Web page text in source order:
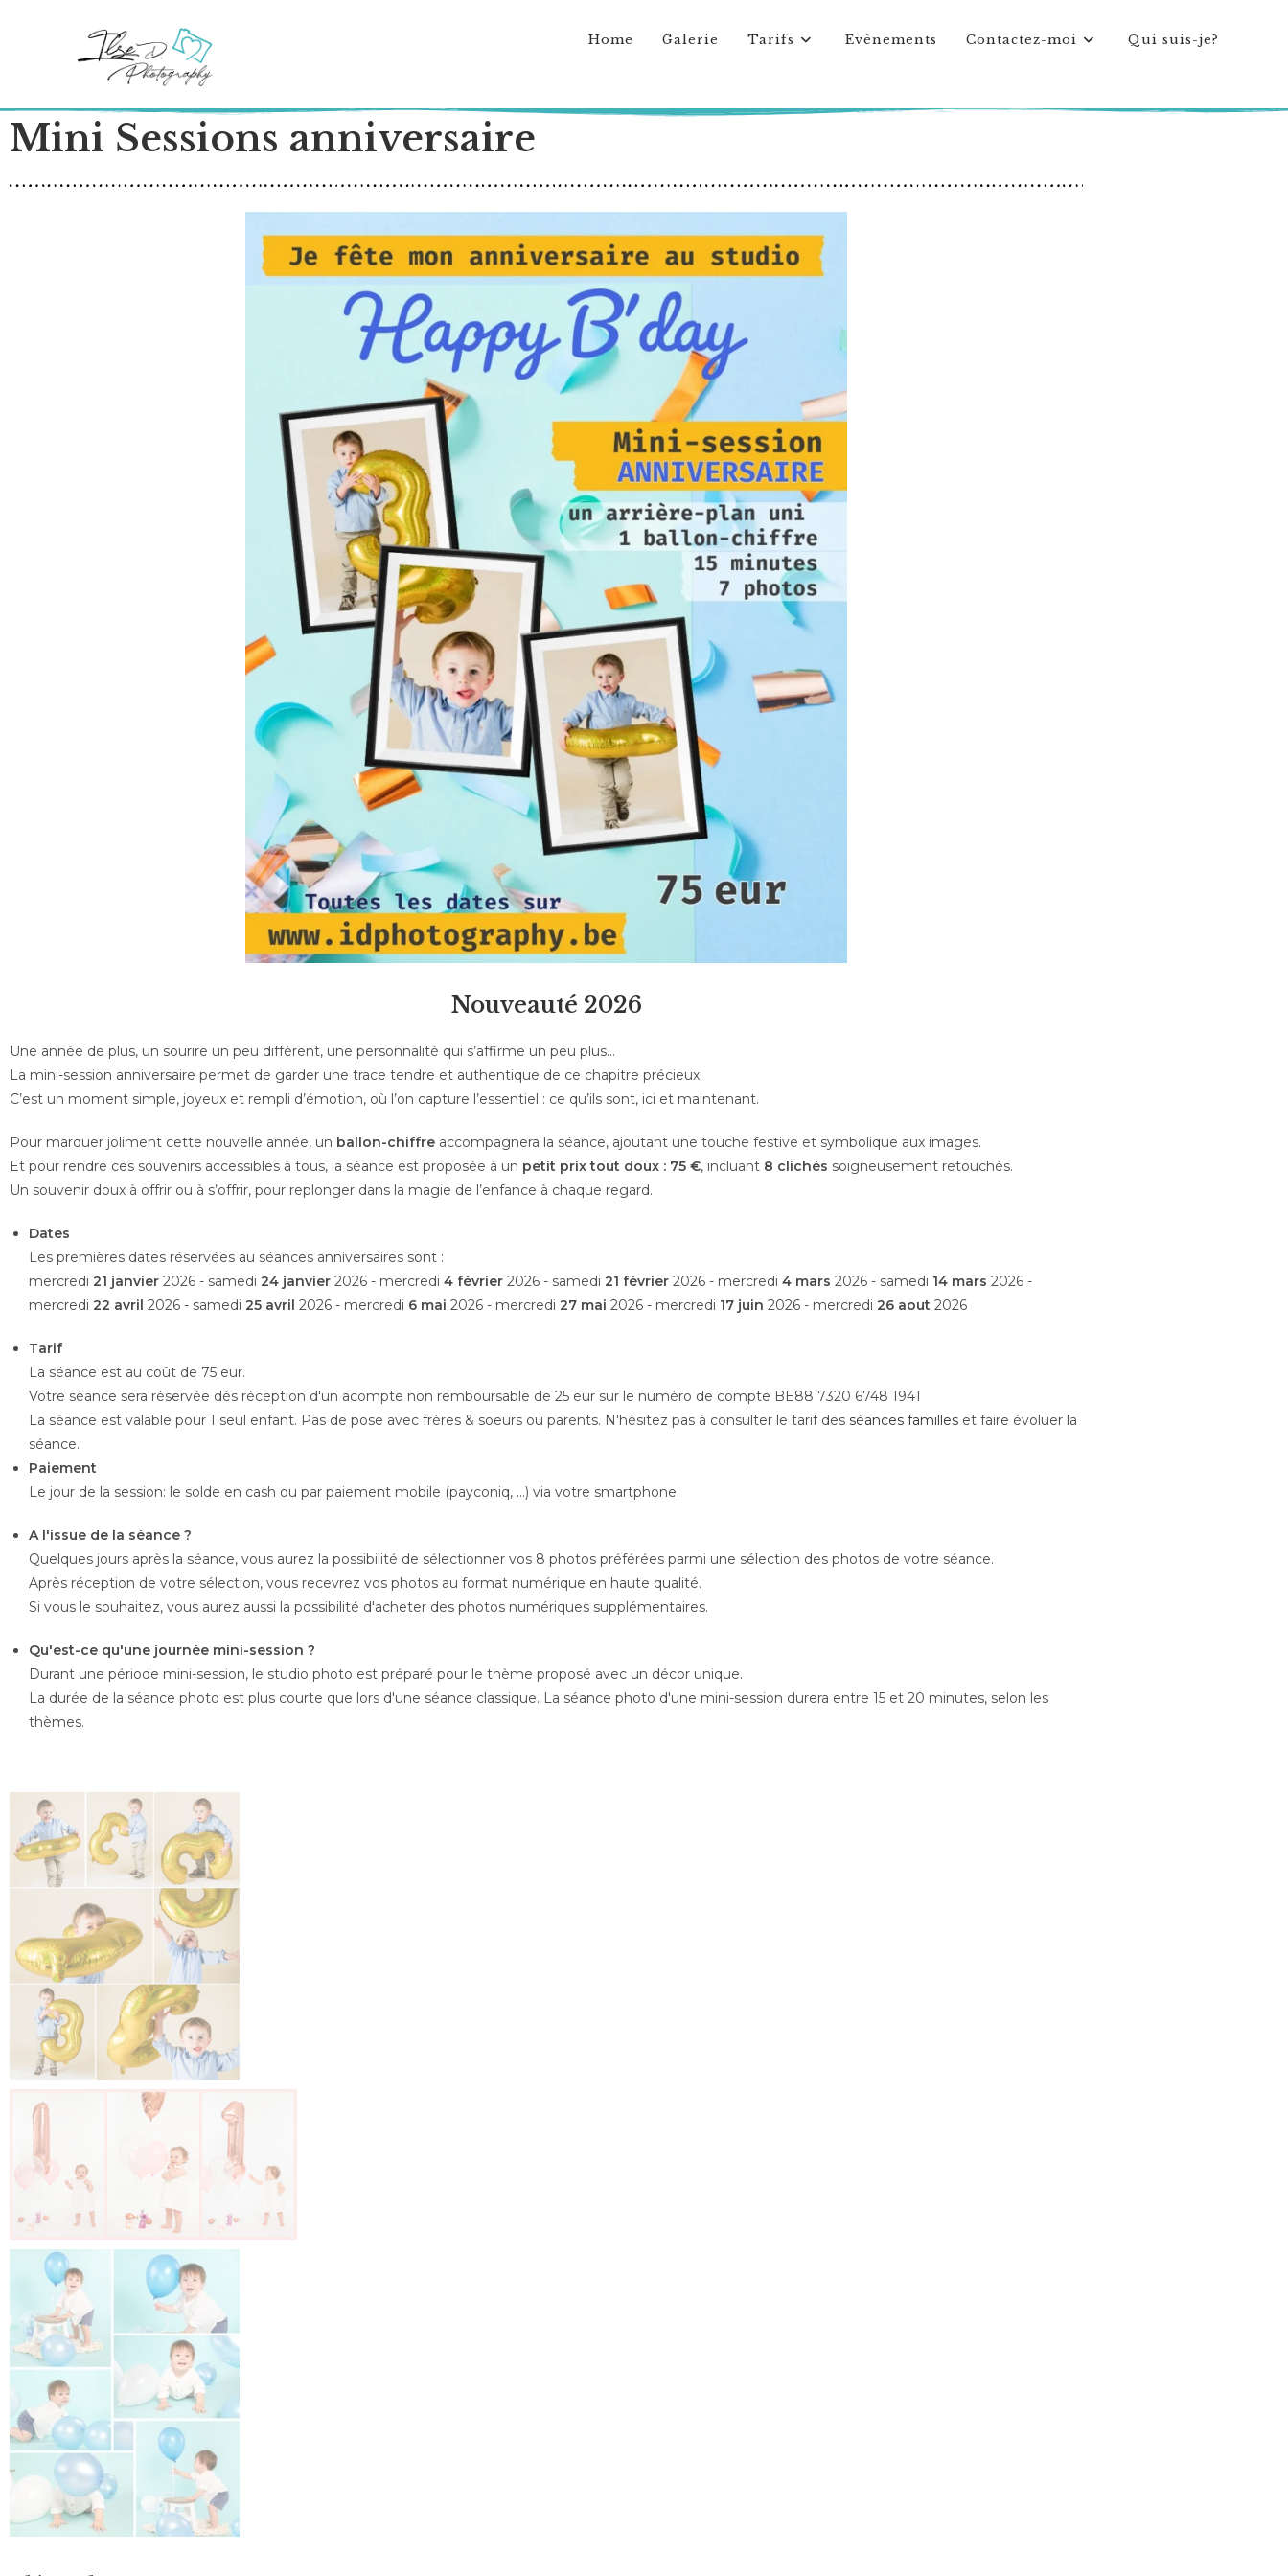
Home Galerie Tarifs Evènements Contactez-moi Qui suis-je?
Mini Sessions anniversaire
Nouveauté 2026
Une année de plus, un sourire un peu différent, une personnalité qui s’affirme un peu plus…
La mini-session anniversaire permet de garder une trace tendre et authentique de ce chapitre précieux.
C’est un moment simple, joyeux et rempli d’émotion, où l’on capture l’essentiel : ce qu’ils sont, ici et maintenant.
Pour marquer joliment cette nouvelle année, un ballon-chiffre accompagnera la séance, ajoutant une touche festive et symbolique aux images.
Et pour rendre ces souvenirs accessibles à tous, la séance est proposée à un petit prix tout doux : 75 €, incluant 8 clichés soigneusement retouchés.
Un souvenir doux à offrir ou à s’offrir, pour replonger dans la magie de l’enfance à chaque regard.
Dates
Les premières dates réservées au séances anniversaires sont :
mercredi 21 janvier 2026 - samedi 24 janvier 2026 - mercredi 4 février 2026 - samedi 21 février 2026 - mercredi 4 mars 2026 - samedi 14 mars 2026 -
mercredi 22 avril 2026 - samedi 25 avril 2026 - mercredi 6 mai 2026 - mercredi 27 mai 2026 - mercredi 17 juin 2026 - mercredi 26 aout 2026
Tarif
La séance est au coût de 75 eur.
Votre séance sera réservée dès réception d'un acompte non remboursable de 25 eur sur le numéro de compte BE88 7320 6748 1941
La séance est valable pour 1 seul enfant. Pas de pose avec frères & soeurs ou parents. N'hésitez pas à consulter le tarif des séances familles et faire évoluer la
séance.
Paiement
Le jour de la session: le solde en cash ou par paiement mobile (payconiq, …) via votre smartphone.
A l'issue de la séance ?
Quelques jours après la séance, vous aurez la possibilité de sélectionner vos 8 photos préférées parmi une sélection des photos de votre séance.
Après réception de votre sélection, vous recevrez vos photos au format numérique en haute qualité.
Si vous le souhaitez, vous aurez aussi la possibilité d'acheter des photos numériques supplémentaires.
Qu'est-ce qu'une journée mini-session ?
Durant une période mini-session, le studio photo est préparé pour le thème proposé avec un décor unique.
La durée de la séance photo est plus courte que lors d'une séance classique. La séance photo d'une mini-session durera entre 15 et 20 minutes, selon les
thèmes.